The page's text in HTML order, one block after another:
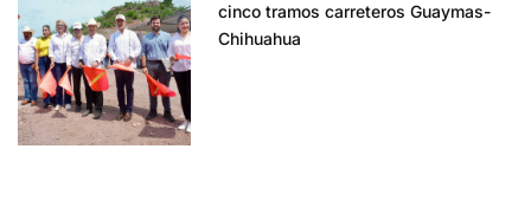
cinco tramos carreteros Guaymas-
Chihuahua